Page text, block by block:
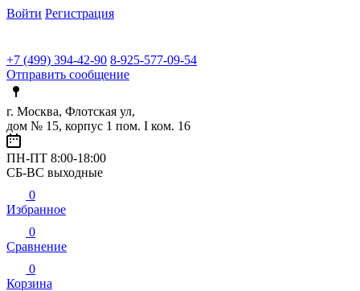
Войти Регистрация
+7 (499) 394-42-90 8-925-577-09-54
Отправить сообщение
г. Москва, Флотская ул,
дом № 15, корпус 1 пом. I ком. 16
ПН-ПТ 8:00-18:00
СБ-ВС выходные
0
Избранное
0
Сравнение
0
Корзина